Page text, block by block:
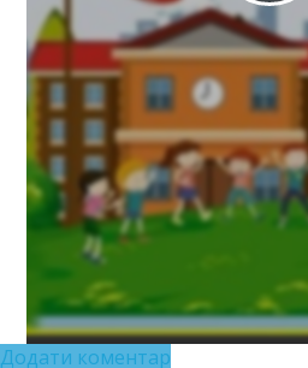
https://e.issuu.com/
Додати коментар